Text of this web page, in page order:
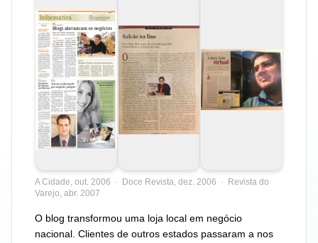
A Cidade, out. 2006 · Doce Revista, dez. 2006 · Revista do
Varejo, abr. 2007
O blog transformou uma loja local em negócio
nacional. Clientes de outros estados passaram a nos